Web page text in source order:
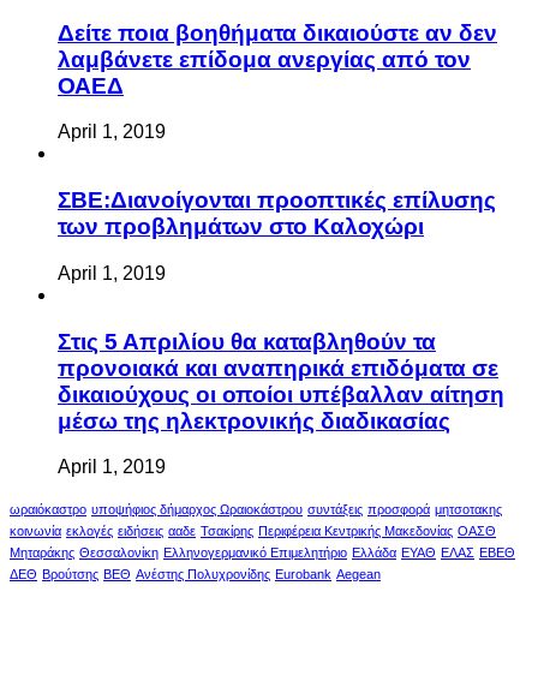
Δείτε ποια βοηθήματα δικαιούστε αν δεν
λαμβάνετε επίδομα ανεργίας από τον
ΟΑΕΔ
April 1, 2019
ΣΒΕ:Διανοίγονται προοπτικές επίλυσης
των προβλημάτων στο Καλοχώρι
April 1, 2019
Στις 5 Απριλίου θα καταβληθούν τα
προνοιακά και αναπηρικά επιδόματα σε
δικαιούχους οι οποίοι υπέβαλλαν αίτηση
μέσω της ηλεκτρονικής διαδικασίας
April 1, 2019
ωραιόκαστρο υποψήφιος δήμαρχος Ωραιοκάστρου συντάξεις προσφορά μητσοτακης
κοινωνία εκλογές ειδήσεις ααδε Τσακίρης Περιφέρεια Κεντρικής Μακεδονίας ΟΑΣΘ
Μηταράκης Θεσσαλονίκη Ελληνογερμανικό Επιμελητήριο Ελλάδα ΕΥΑΘ ΕΛΑΣ ΕΒΕΘ
ΔΕΘ Βρούτσης ΒΕΘ Ανέστης Πολυχρονίδης Eurobank Aegean